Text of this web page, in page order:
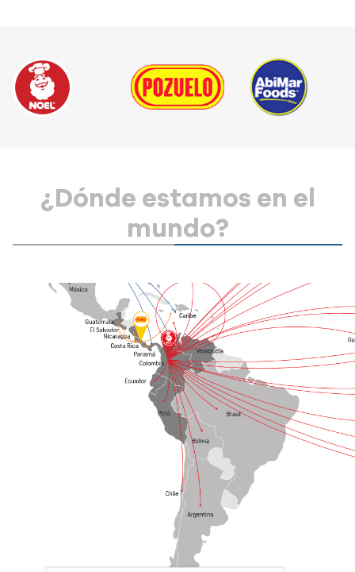
¿Dónde estamos en el
mundo?